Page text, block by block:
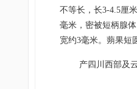
不等长，长3-4.5厘
毫米，密被短柄腺
宽约3毫米。蒴果短
产四川西部及